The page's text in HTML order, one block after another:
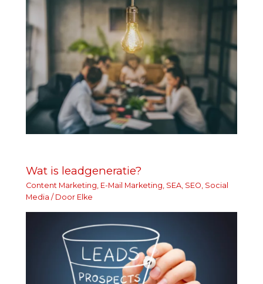
Wat is leadgeneratie?
Content Marketing, E-Mail Marketing, SEA, SEO, Social
Media / Door Elke